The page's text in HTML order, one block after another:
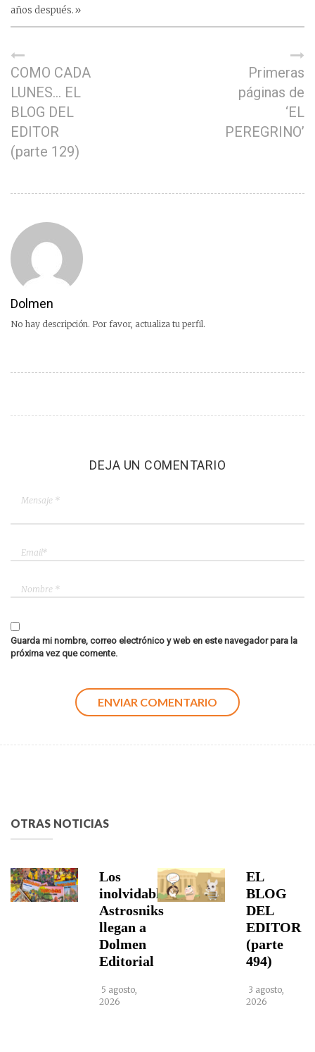
años después.»
COMO CADA
LUNES… EL
BLOG DEL
EDITOR
(parte 129)
Primeras
páginas de
‘EL
PEREGRINO’
Dolmen
No hay descripción. Por favor, actualiza tu perfil.
DEJA UN COMENTARIO
Guarda mi nombre, correo electrónico y web en este navegador para la
próxima vez que comente.
OTRAS NOTICIAS
Los
inolvidables
Astrosniks
llegan a
Dolmen
Editorial
5 agosto,
2026
EL
BLOG
DEL
EDITOR
(parte
494)
3 agosto,
2026